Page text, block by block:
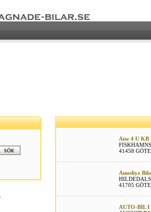
Aise 4 U KB
41458
Amediye
41705
AUTO-BIL I